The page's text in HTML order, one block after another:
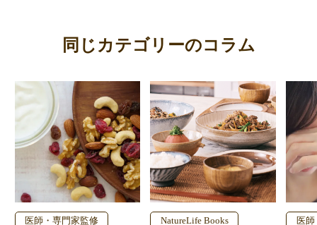
同じカテゴリーのコラム
医師・専門家監修 NatureLife Books 医